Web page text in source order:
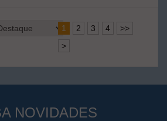
1 2 3 4
>>
>
NOVIDADES